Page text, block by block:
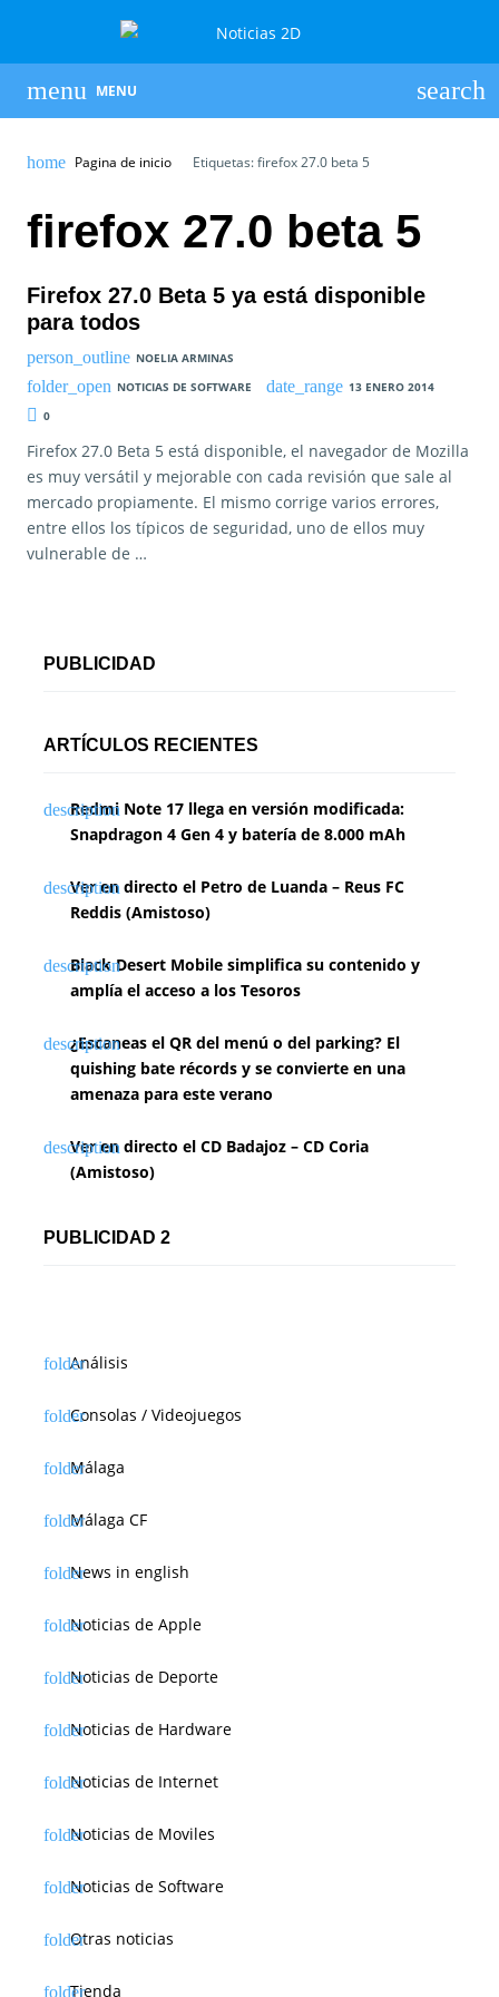
MENU
Pagina de inicio Etiquetas: firefox 27.0 beta 5
firefox 27.0 beta 5
Firefox 27.0 Beta 5 ya está disponible
para todos
NOELIA ARMINAS
NOTICIAS DE SOFTWARE
13 ENERO 2014
0
Firefox 27.0 Beta 5 está disponible, el navegador de Mozilla
es muy versátil y mejorable con cada revisión que sale al
mercado propiamente. El mismo corrige varios errores,
entre ellos los típicos de seguridad, uno de ellos muy
vulnerable de …
PUBLICIDAD
ARTÍCULOS RECIENTES
Redmi Note 17 llega en versión modificada:
Snapdragon 4 Gen 4 y batería de 8.000 mAh
Ver en directo el Petro de Luanda – Reus FC
Reddis (Amistoso)
Black Desert Mobile simplifica su contenido y
amplía el acceso a los Tesoros
¿Escaneas el QR del menú o del parking? El
quishing bate récords y se convierte en una
amenaza para este verano
Ver en directo el CD Badajoz – CD Coria
(Amistoso)
PUBLICIDAD 2
Análisis
Consolas / Videojuegos
Málaga
Málaga CF
News in english
Noticias de Apple
Noticias de Deporte
Noticias de Hardware
Noticias de Internet
Noticias de Moviles
Noticias de Software
Otras noticias
Tienda